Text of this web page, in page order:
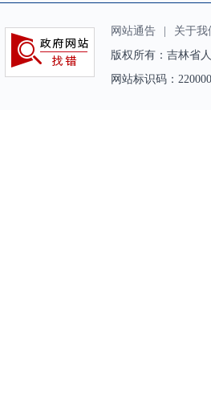
网站通告
关于我
版权所有：吉林省
网站标识码：